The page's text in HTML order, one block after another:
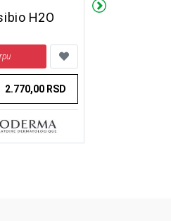
H2O
2.770,00 RSD